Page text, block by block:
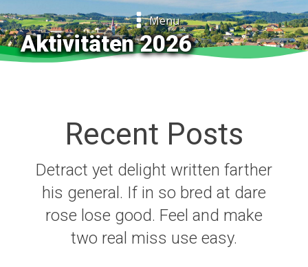
Menu
Aktivitäten 2026
Recent Posts
Detract yet delight written farther
his general. If in so bred at dare
rose lose good. Feel and make
two real miss use easy.